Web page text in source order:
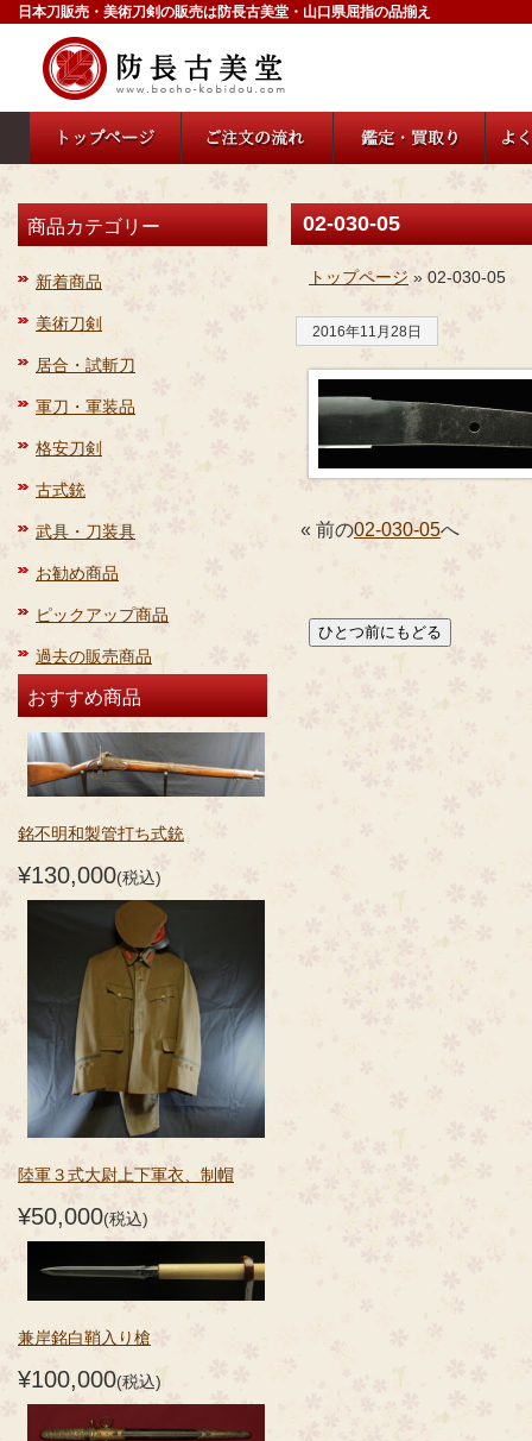
日本刀販売・美術刀剣の販売は防長古美堂・山口県屈指の品揃え
商品カテゴリー
新着商品
美術刀剣
居合・試斬刀
軍刀・軍装品
格安刀剣
古式銃
武具・刀装具
お勧め商品
ピックアップ商品
過去の販売商品
おすすめ商品
銘不明和製管打ち式銃
¥130,000(税込)
陸軍３式大尉上下軍衣、制帽
¥50,000(税込)
兼岸銘白鞘入り槍
¥100,000(税込)
02-030-05
トップページ » 02-030-05
2016年11月28日
« 前の02-030-05へ